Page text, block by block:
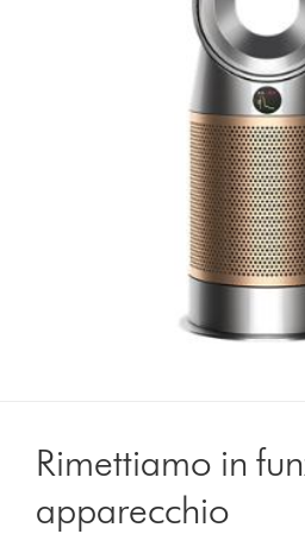
Rimettiamo in
apparecchio